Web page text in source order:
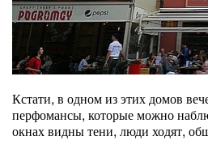
Кстати, в одном из этих домов
перфомансы, которые можно
окнах видны тени, люди ходят,